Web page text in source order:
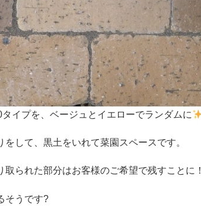
イプを、ベージュとイエローでランダムに
して、黒土をいれて菜園スペースです。
られた部分はお客様のご希望で残すことに！
そうです?